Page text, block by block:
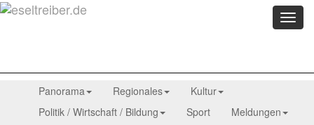
Menü
Panorama Regionales
Kultur
Politik / Wirtschaft / Bildung
Sport
Meldungen